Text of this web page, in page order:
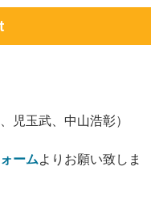
児玉武、中山浩彰）
ーム よりお願い致しま